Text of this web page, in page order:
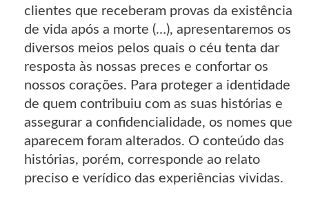
clientes que receberam provas da existência
de vida após a morte (…), apresentaremos os
diversos meios pelos quais o céu tenta dar
resposta às nossas preces e confortar os
nossos corações. Para proteger a identidade
de quem contribuiu com as suas histórias e
assegurar a confidencialidade, os nomes que
aparecem foram alterados. O conteúdo das
histórias, porém, corresponde ao relato
preciso e verídico das experiências vividas.